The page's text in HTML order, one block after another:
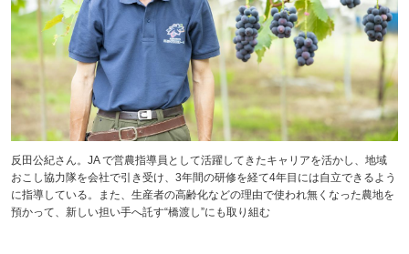
反田公紀さん。JA で営農指導員として活躍してきたキャリアを活かし、地域
おこし協力隊を会社で引き受け、3年間の研修を経て4年目には自立できるよう
に指導している。また、生産者の高齢化などの理由で使われ無くなった農地を
預かって、新しい担い手へ託す“橋渡し”にも取り組む